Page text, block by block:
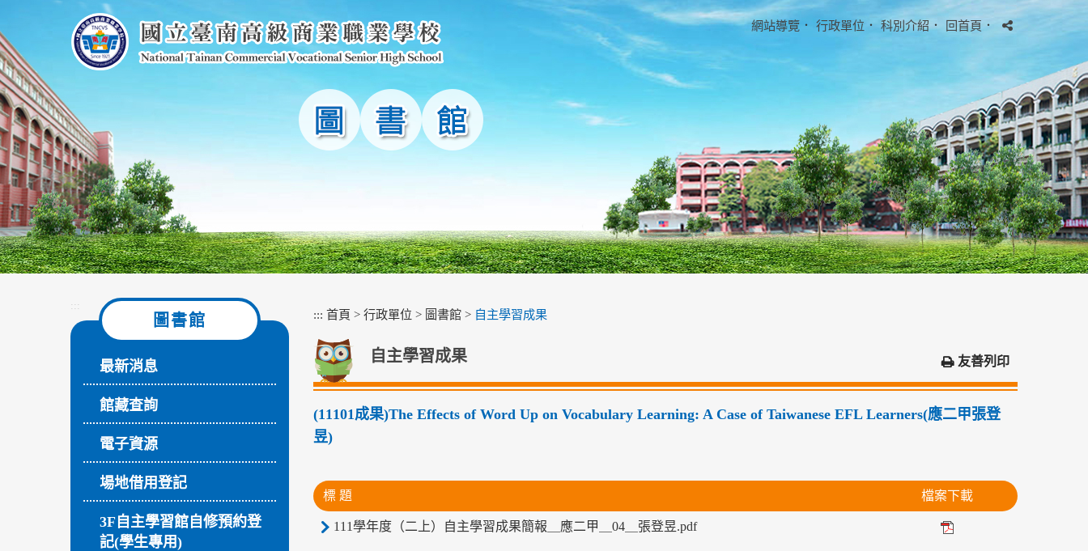
主
要
內
容
區
塊
網站導覽 ． 行政單位 ． 科別介紹． 回首頁．
:::
圖書館
最新消息
館藏查詢
電子資源
場地借用登記
3F自主學習館自修預約登
記(學生專用)
::: 首頁 > 行政單位 > 圖書館 > 自主學習成果
自主學習成果 友善列印
(11101成果)The Effects of Word Up on Vocabulary Learning: A Case of Taiwanese EFL Learners(應二甲張登
昱)
標 題 檔案下載
111學年度（二上）自主學習成果簡報＿應二甲＿04＿張登昱.pdf